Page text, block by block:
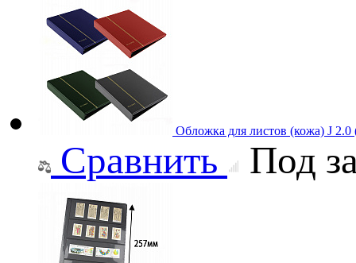
Обложка для листов (кожа) J
Сравнить Под